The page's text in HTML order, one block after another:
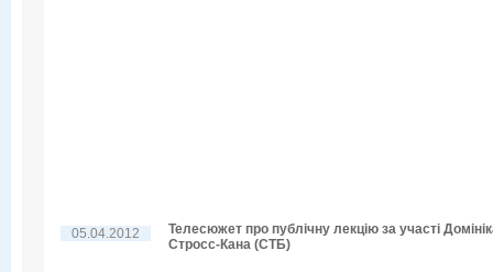
05.04.2012
Телесюжет про публічну лекцію за участі
Стросс-Кана (СТБ)